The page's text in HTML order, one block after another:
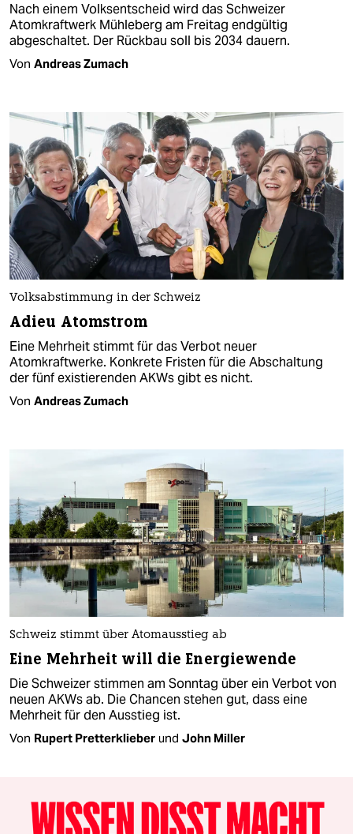
Nach einem Volksentscheid wird das Schweizer
Atomkraftwerk Mühleberg am Freitag endgültig
abgeschaltet. Der Rückbau soll bis 2034 dauern.
Von Andreas Zumach
Volksabstimmung in der Schweiz
Adieu Atomstrom
Eine Mehrheit stimmt für das Verbot neuer
Atomkraftwerke. Konkrete Fristen für die Abschaltung
der fünf existierenden AKWs gibt es nicht.
Von Andreas Zumach
Schweiz stimmt über Atomausstieg ab
Eine Mehrheit will die Energiewende
Die Schweizer stimmen am Sonntag über ein Verbot von
neuen AKWs ab. Die Chancen stehen gut, dass eine
Mehrheit für den Ausstieg ist.
Von Rupert Pretterklieber und John Miller